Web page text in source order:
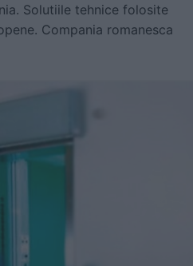
Solutiile tehnice folosite
Compania romanesca